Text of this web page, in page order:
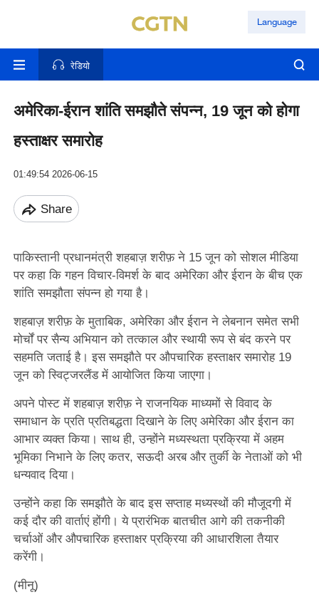
Language
रेडियो
अमेरिका-ईरान शांति समझौते संपन्न, 19 जून को होगा
हस्ताक्षर समारोह
01:49:54 2026-06-15
Share
पाकिस्तानी प्रधानमंत्री शहबाज़ शरीफ़ ने 15 जून को सोशल मीडिया
पर कहा कि गहन विचार-विमर्श के बाद अमेरिका और ईरान के बीच एक
शांति समझौता संपन्न हो गया है।
शहबाज़ शरीफ़ के मुताबिक, अमेरिका और ईरान ने लेबनान समेत सभी
मोर्चों पर सैन्य अभियान को तत्काल और स्थायी रूप से बंद करने पर
सहमति जताई है। इस समझौते पर औपचारिक हस्ताक्षर समारोह 19
जून को स्विट्जरलैंड में आयोजित किया जाएगा।
अपने पोस्ट में शहबाज़ शरीफ़ ने राजनयिक माध्यमों से विवाद के
समाधान के प्रति प्रतिबद्धता दिखाने के लिए अमेरिका और ईरान का
आभार व्यक्त किया। साथ ही, उन्होंने मध्यस्थता प्रक्रिया में अहम
भूमिका निभाने के लिए कतर, सऊदी अरब और तुर्की के नेताओं को भी
धन्यवाद दिया।
उन्होंने कहा कि समझौते के बाद इस सप्ताह मध्यस्थों की मौजूदगी में
कई दौर की वार्ताएं होंगी। ये प्रारंभिक बातचीत आगे की तकनीकी
चर्चाओं और औपचारिक हस्ताक्षर प्रक्रिया की आधारशिला तैयार
करेंगी।
(मीनू)